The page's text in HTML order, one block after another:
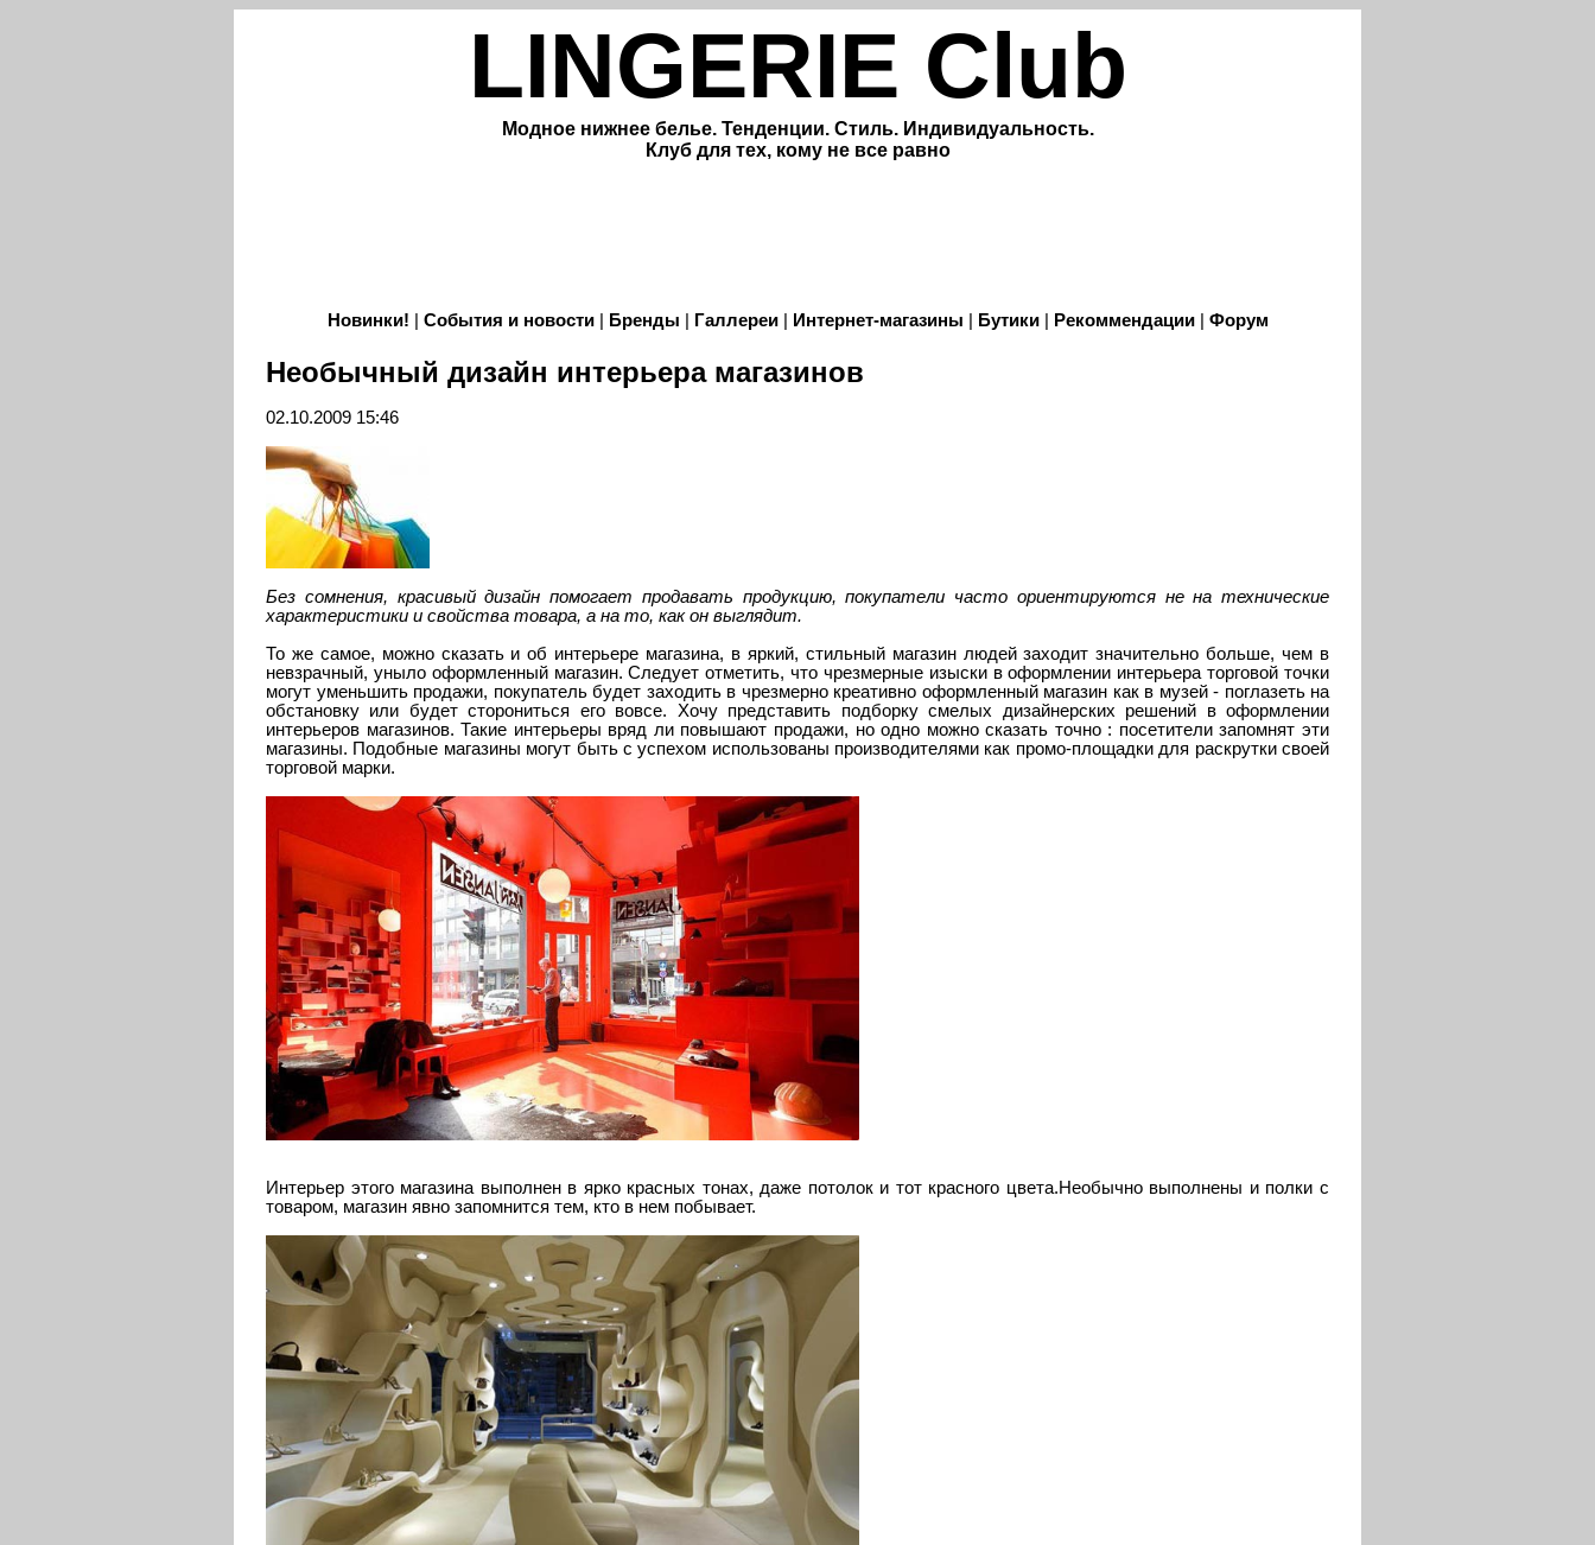
LINGERIE Club
Модное нижнее белье. Тенденции. Стиль. Индивидуальность.
Клуб для тех, кому не все равно
Новинки! События и новости| Бренды Галлереи| Интернет-магазины Бутики| Рекоммендации| Форум
Необычный дизайн интерьера магазинов
02.10.2009 15:46
Без сомнения, красивый дизайн помогает продавать продукцию, покупатели часто ориентируются не на технические
характеристики и свойства товара, а на то, как он выглядит.
То же самое, можно сказать и об интерьере магазина, в яркий, стильный магазин людей заходит значительно больше, чем в
невзрачный, уныло оформленный магазин. Следует отметить, что чрезмерные изыски в оформлении интерьера торговой точки
могут уменьшить продажи, покупатель будет заходить в чрезмерно креативно оформленный магазин как в музей - поглазеть на
обстановку или будет сторониться его вовсе. Хочу представить подборку смелых дизайнерских решений в оформлении
интерьеров магазинов. Такие интерьеры вряд ли повышают продажи, но одно можно сказать точно : посетители запомнят эти
магазины. Подобные магазины могут быть с успехом использованы производителями как промо-площадки для раскрутки своей
торговой марки.
Интерьер этого магазина выполнен в ярко красных тонах, даже потолок и тот красного цвета.Необычно выполнены и полки с
товаром, магазин явно запомнится тем, кто в нем побывает.